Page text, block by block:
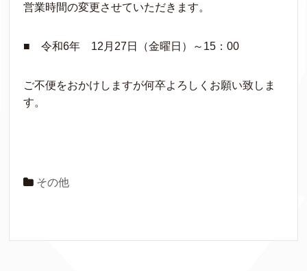
営業時間の変更させていただきます。
■ 令和6年 12月27日（金曜日）～15：00
ご不便をおかけしますが何卒よろしくお願い致しま
す。
その他